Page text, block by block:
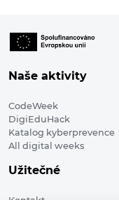
Naše aktivity
CodeWeek
DigiEduHack
Katalog kyberprevence
All digital weeks
Užitečné